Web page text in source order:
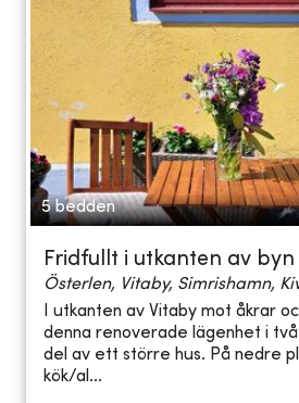
5 bedden
Fridfullt i utkanten av byn
Österlen, Vitaby, Simrishamn,
I utkanten av Vitaby mot åkrar
denna renoverade lägenhet i två
del av ett större hus. På nedre
kök/al...